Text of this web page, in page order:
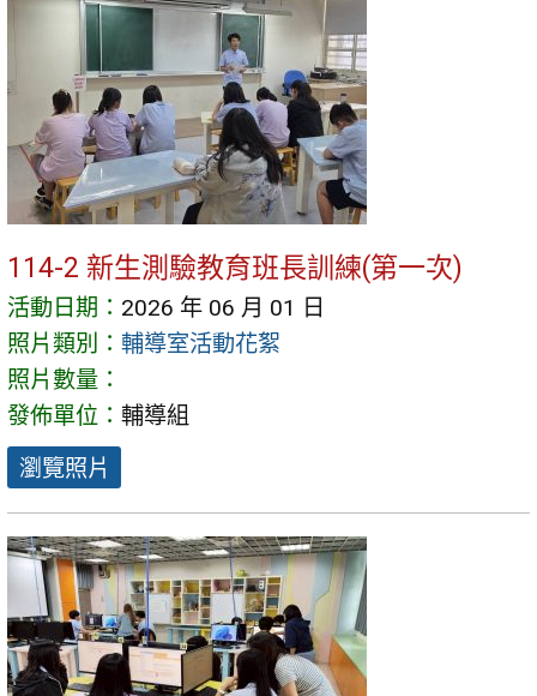
114-2 新生測驗教育班長訓練(第一次)
活動日期： 2026 年 06 月 01 日
照片類別： 輔導室活動花絮
照片數量：
發佈單位： 輔導組
瀏覽照片